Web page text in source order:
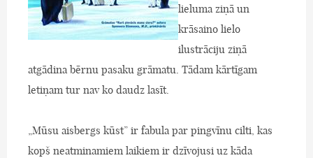
lieluma ziņā un
krāsaino lielo
ilustrāciju ziņā
atgādina bērnu pasaku grāmatu. Tādam kārtīgam
letiņam tur nav ko daudz lasīt.
„Mūsu aisbergs kūst” ir fabula par pingvīnu cilti, kas
kopš neatminamiem laikiem ir dzīvojusi uz kāda